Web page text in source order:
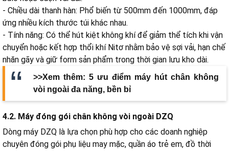
- Chiều dài thanh hàn: Phổ biến từ 500mm đến 1000mm, đáp
ứng nhiều kích thước túi khác nhau.
- Tính năng: Có thể hút kiệt không khí để giảm thể tích khi vận
chuyển hoặc kết hợp thổi khí Nitơ nhằm bảo vệ sợi vải, hạn chế
nhăn gãy và giữ form sản phẩm trong thời gian lưu kho dài.
>>Xem thêm: 5 ưu điểm máy hút chân không
vòi ngoài đa năng, bền bỉ
4.2. Máy đóng gói chân không vòi ngoài DZQ
Dòng máy DZQ là lựa chọn phù hợp cho các doanh nghiệp
chuyên đóng gói phụ liệu may mặc, quần áo trẻ em, đồ thời